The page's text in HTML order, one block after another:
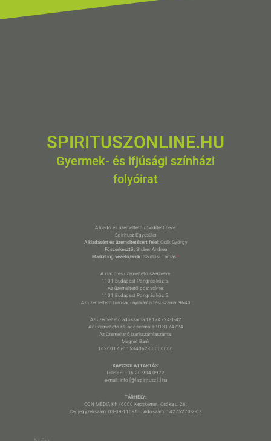
SPIRITUSZONLINE.HU
Gyermek- és ifjúsági színházi
folyóirat
A kiadó és üzemeltető rövidített neve:
Spiritusz Egyesület
A kiadásért és üzemeltetésért felel:Csák György
Főszerkesztő:Stuber Andrea
Marketing vezető/web: Szöllősi Tamás *
A kiadó és üzemeltető székhelye:
1101 Budapest Pongrác köz 5.
Az üzemeltető postacíme:
1101 Budapest Pongrác köz 5.
Az üzemeltető bírósági nyilvántartási száma: 9640
Az üzemeltető adószáma:18174724-1-42
Az üzemeltető EU adószáma: HU18174724
Az üzemeltető bankszámlaszáma:
Magnet Bank
16200175-11534062-00000000
KAPCSOLATTARTÁS:
Telefon: +36 20 934 0972,
e-mail: info [@] spiritusz [.] hu
TÁRHELY:
CON MÉDIA Kft (6000 Kecskemét, Csóka u. 26.
Cégjegyzékszám: 03-09-115965. Adószám: 14275270-2-03